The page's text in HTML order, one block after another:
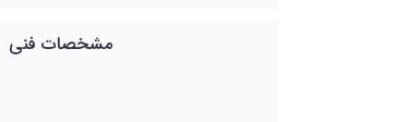
مشخصات فنی